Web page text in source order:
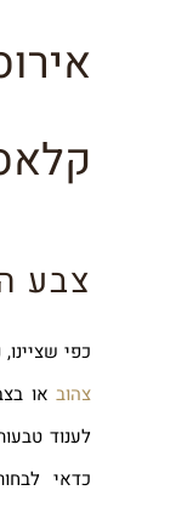
צבע
כפי
צהובאו
לענוד
כדאי